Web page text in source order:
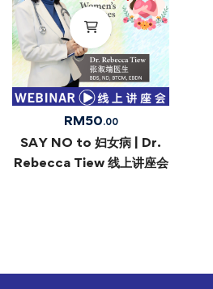
RM50.00
SAY NO to 妇女病 | Dr.
Rebecca Tiew 线上讲座会